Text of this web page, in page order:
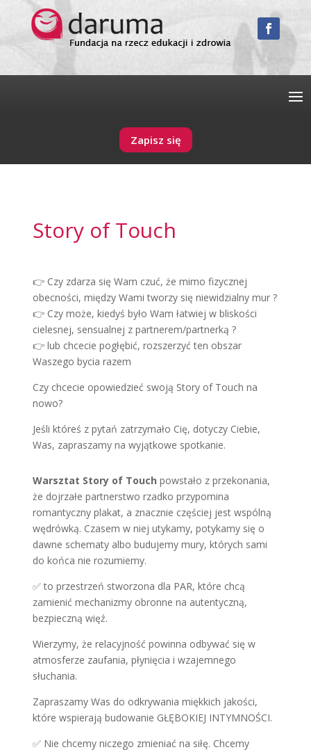
Zapisz się
Story of Touch
👉 Czy zdarza się Wam czuć, że mimo fizycznej
obecności, między Wami tworzy się niewidzialny mur ?
👉 Czy może, kiedyś było Wam łatwiej w bliskości
cielesnej, sensualnej z partnerem/partnerką ?
👉 lub chcecie pogłębić, rozszerzyć ten obszar
Waszego bycia razem
Czy chcecie opowiedzieć swoją Story of Touch na
nowo?
Jeśli któreś z pytań zatrzymało Cię, dotyczy Ciebie,
Was, zapraszamy na wyjątkowe spotkanie.
Warsztat Story of Touch powstało z przekonania,
że dojrzałe partnerstwo rzadko przypomina
romantyczny plakat, a znacznie częściej jest wspólną
wędrówką. Czasem w niej utykamy, potykamy się o
dawne schematy albo budujemy mury, których sami
do końca nie rozumiemy.
✅ to przestrzeń stworzona dla PAR, które chcą
zamienić mechanizmy obronne na autentyczną,
bezpieczną więź.
Wierzymy, że relacyjność powinna odbywać się w
atmosferze zaufania, płynięcia i wzajemnego
słuchania.
Zapraszamy Was do odkrywania miękkich jakości,
które wspierają budowanie GŁĘBOKIEJ INTYMNOŚCI.
✅ Nie chcemy niczego zmieniać na siłę. Chcemy